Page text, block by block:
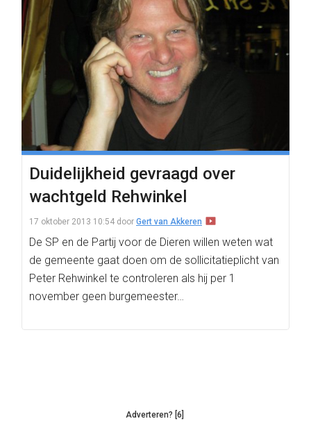
Duidelijkheid gevraagd over
wachtgeld Rehwinkel
17 oktober 2013 10:54 door Gert van Akkeren
De SP en de Partij voor de Dieren willen weten wat
de gemeente gaat doen om de sollicitatieplicht van
Peter Rehwinkel te controleren als hij per 1
november geen burgemeester…
Adverteren? [6]